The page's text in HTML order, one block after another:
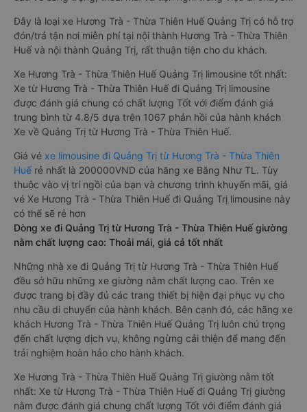
Đây là loại xe Hương Trà - Thừa Thiên Huế Quảng Trị có hỗ trợ
đón/trả tận nơi miễn phí tại nội thành Hương Trà - Thừa Thiên
Huế và nội thành Quảng Trị, rất thuận tiện cho du khách.
Xe Hương Trà - Thừa Thiên Huế Quảng Trị limousine tốt nhất:
Xe từ Hương Trà - Thừa Thiên Huế đi Quảng Trị limousine
được đánh giá chung có chất lượng Tốt với điểm đánh giá
trung bình từ 4.8/5 dựa trên 1067 phản hồi của hành khách
Xe về Quảng Trị từ Hương Trà - Thừa Thiên Huế.
Giá vé xe limousine đi Quảng Trị từ Hương Trà - Thừa Thiên
Huếrẻ nhất là 200000VND của hãng xe Băng Như TL. Tùy
thuộc vào vị trí ngồi của bạn và chương trình khuyến mãi, giá
vé Xe Hương Trà - Thừa Thiên Huế đi Quảng Trị limousine này
có thể sẽ rẻ hơn
Dòng xe đi Quảng Trị từ Hương Trà - Thừa Thiên Huế giường
nằm chất lượng cao: Thoải mái, giá cả tốt nhất
Những nhà xe đi Quảng Trị từ Hương Trà - Thừa Thiên Huế
đều sở hữu những xe giường nằm chất lượng cao. Trên xe
được trang bị đầy đủ các trang thiết bị hiện đại phục vụ cho
nhu cầu di chuyển của hành khách. Bên cạnh đó, các hãng xe
khách Hương Trà - Thừa Thiên Huế Quảng Trị luôn chú trọng
đến chất lượng dịch vụ, không ngừng cải thiện để mang đến
trải nghiệm hoàn hảo cho hành khách.
Xe Hương Trà - Thừa Thiên Huế Quảng Trị giường nằm tốt
nhất: Xe từ Hương Trà - Thừa Thiên Huế đi Quảng Trị giường
nằm được đánh giá chung chất lượng Tốt với điểm đánh giá